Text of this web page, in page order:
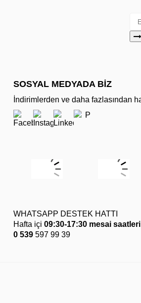
SOSYAL MEDYADA BİZ
İndirimlerden ve daha fazlasından
WHATSAPP DESTEK HATTI
Hafta içi 09:30-17:30 mesai
0 539 597 99 39